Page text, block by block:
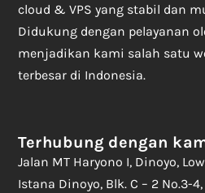
cloud & VPS yang stabil dan
Didukung dengan pelayanan
menjadikan kami salah satu
terbesar di Indonesia.
Terhubung dengan
Jalan MT Haryono I, Dinoyo,
Istana Dinoyo, Blk. C – 2 No.3-